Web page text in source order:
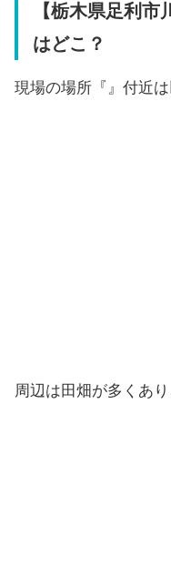
【栃木県足利
はどこ？
現場の場所『』付近は
周辺は田畑が多くあ